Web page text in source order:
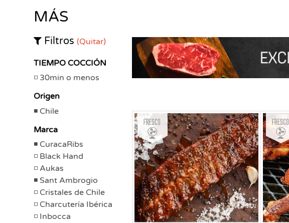
MÁS
Filtros (Quitar)
TIEMPO COCCIÓN
30min o menos
Origen
Chile
Marca
CuracaRibs
Black Hand
Aukas
Sant Ambrogio
Cristales de Chile
Charcutería Ibérica
Inbocca
Fresco Fresco